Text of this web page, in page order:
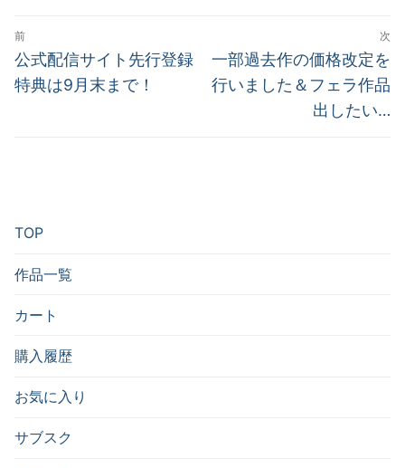
投
稿
ナ
ョ
ン
前
前
の
公式配信サイト先行登録
特典は9月末まで！
次
次
の
一部過去作の価格改定を
行いました＆フェラ作品
出したい…
TOP
作品一覧
カート
購入履歴
お気に入り
サブスク